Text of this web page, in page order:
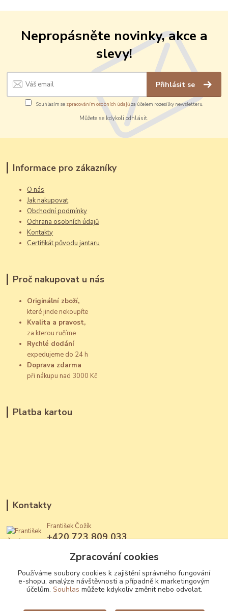
Nepropásněte novinky, akce a
slevy!
Přihlásit se
Souhlasím se zpracováním osobních údajůza účelem rozesílky newsletteru.
Můžete se kdykoli odhlásit.
Informace pro zákazníky
O nás
Jak nakupovat
Obchodní podmínky
Ochrana osobních údajů
Kontakty
Certifikát původu jantaru
Proč nakupovat u nás
Originální zboží,
které jinde nekoupíte
Kvalita a pravost,
za kterou ručíme
Rychlé dodání
expedujeme do 24 h
Doprava zdarma
při nákupu nad 3000 Kč
Platba kartou
Kontakty
František Čožík
+420 723 809 033
Zpracování cookies
Používáme soubory cookies k zajištění správného fungování
e-shopu, analýze návštěvnosti a případně k marketingovým
účelům. Souhlas můžete kdykoliv změnit nebo odvolat.